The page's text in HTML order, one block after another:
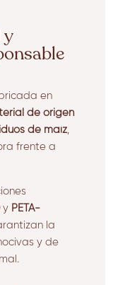
en
de origen
de maíz,
frente a
y PETA-
la
y de